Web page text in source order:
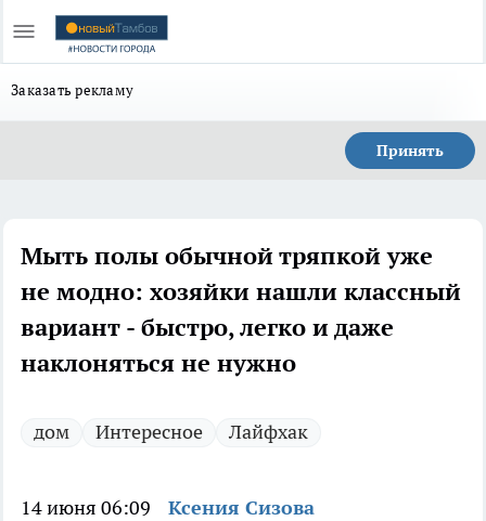
Заказать рекламу
Принять
Мыть полы обычной тряпкой уже
не модно: хозяйки нашли классный
вариант - быстро, легко и даже
наклоняться не нужно
дом Интересное Лайфхак
14 июня 06:09 Ксения Сизова